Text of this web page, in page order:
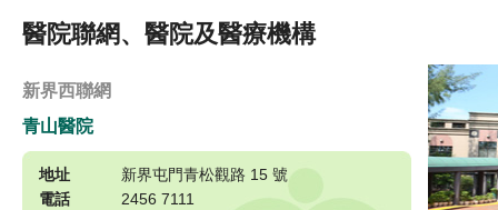
醫院聯網、醫院及醫療機構
新界西聯網
青山醫院
地址
新界屯門青松觀路 15 號
電話
2456 7111